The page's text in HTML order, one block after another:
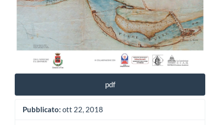
pdf
Pubblicato: ott 22, 2018